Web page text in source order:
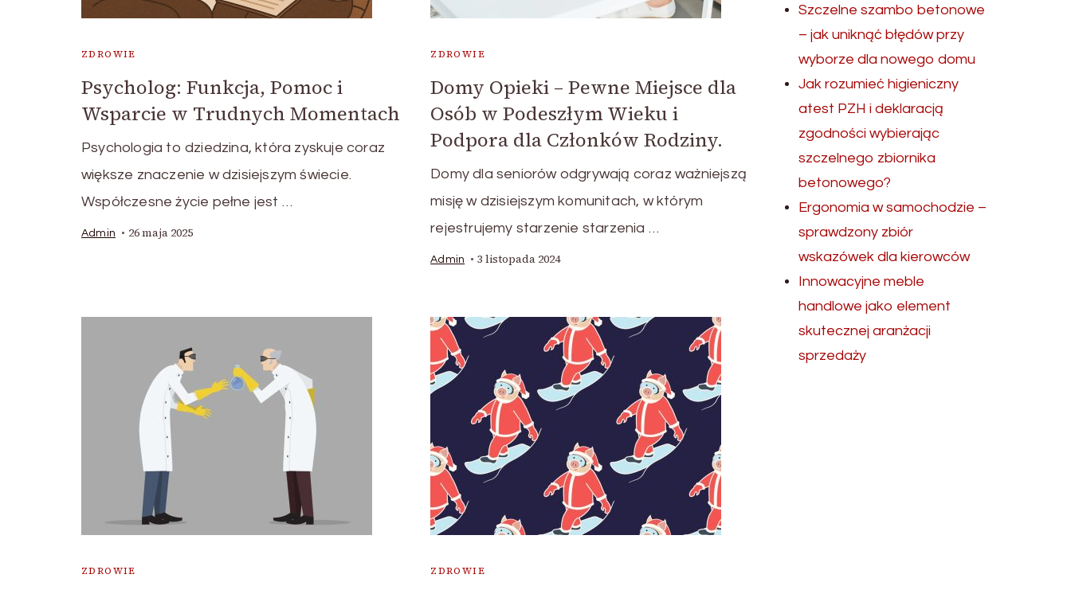
ZDROWIE
Psycholog: Funkcja, Pomoc i
Wsparcie w Trudnych Momentach
Psychologia to dziedzina, która zyskuje coraz
większe znaczenie w dzisiejszym świecie.
Współczesne życie pełne jest …
Admin 26 maja 2025
ZDROWIE
Domy Opieki – Pewne Miejsce dla
Osób w Podeszłym Wieku i
Podpora dla Członków Rodziny.
Domy dla seniorów odgrywają coraz ważniejszą
misję w dzisiejszym komunitach, w którym
rejestrujemy starzenie starzenia …
Admin 3 listopada 2024
ZDROWIE ZDROWIE
Szczelne szambo betonowe
– jak uniknąć błędów przy
wyborze dla nowego domu
Jak rozumieć higieniczny
atest PZH i deklaracją
zgodności wybierając
szczelnego zbiornika
betonowego?
Ergonomia w samochodzie –
sprawdzony zbiór
wskazówek dla kierowców
Innowacyjne meble
handlowe jako element
skutecznej aranżacji
sprzedaży